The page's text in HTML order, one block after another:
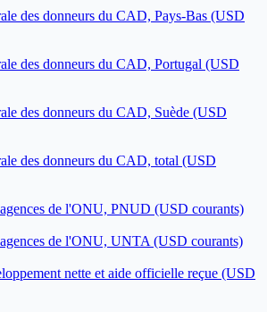
des donneurs du CAD, Pays-Bas (USD
des donneurs du CAD, Portugal (USD
des donneurs du CAD, Suède (USD
des donneurs du CAD, total (USD
de l'ONU, PNUD (USD courants)
de l'ONU, UNTA (USD courants)
nette et aide officielle reçue (USD